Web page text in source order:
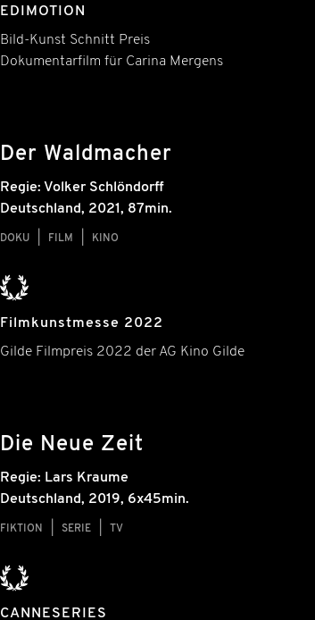
EDIMOTION
Bild-Kunst Schnitt Preis
Dokumentarfilm für Carina Mergens
Der Waldmacher
Regie: Volker Schlöndorff
Deutschland, 2021, 87min.
DOKU FILM KINO
Filmkunstmesse 2022
Gilde Filmpreis 2022 der AG Kino Gilde
Die Neue Zeit
Regie: Lars Kraume
Deutschland, 2019, 6x45min.
FIKTION SERIE TV
CANNESERIES